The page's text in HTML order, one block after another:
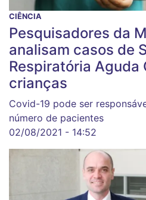
CIÊNCIA
Pesquisadores da
analisam casos de
Respiratória Aguda
crianças
Covid-19 pode ser
número de pacientes
02/08/2021 - 14:52